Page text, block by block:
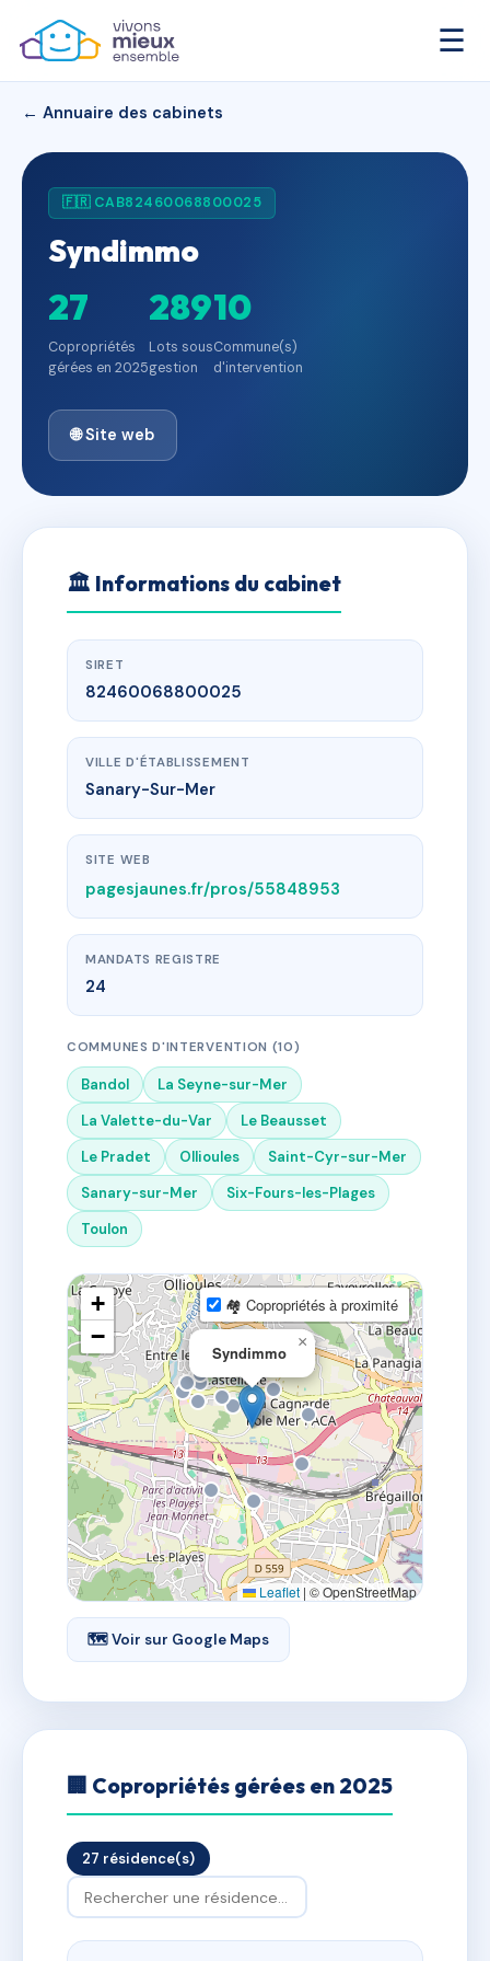
☰
← Annuaire des cabinets
🇫🇷 CAB82460068800025
Syndimmo
27
Copropriétés
gérées en 2025
289
Lots sous
gestion
10
Commune(s)
d'intervention
🌐 Site web
🏛 Informations du cabinet
SIRET
82460068800025
VILLE D'ÉTABLISSEMENT
Sanary-Sur-Mer
SITE WEB
pagesjaunes.fr/pros/55848953
MANDATS REGISTRE
24
COMMUNES D'INTERVENTION (10)
Bandol
La Seyne-sur-Mer
La Valette-du-Var
Le Beausset
Le Pradet
Ollioules
Saint-Cyr-sur-Mer
Sanary-sur-Mer
Six-Fours-les-Plages
Toulon
Syndimmo
×
+
−
🏘 Copropriétés à proximité
Leaflet | © OpenStreetMap
🗺 Voir sur Google Maps
🏢 Copropriétés gérées en 2025
27 résidence(s)